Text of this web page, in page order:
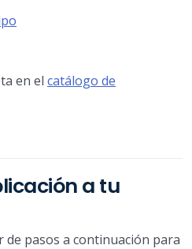
en el catálogo de
a tu
pasos a continuación para